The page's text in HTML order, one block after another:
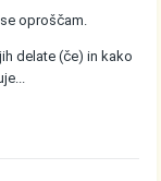
oproščam.
delate (če) in kako